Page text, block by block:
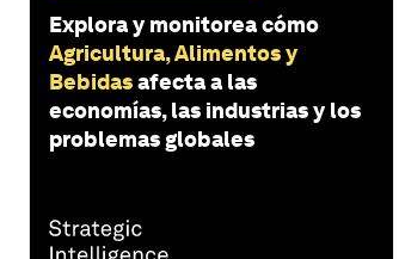
Explora y monitorea cómo
Agricultura, Alimentos y
Bebidasafecta a las
economías, las industrias y los
problemas globales